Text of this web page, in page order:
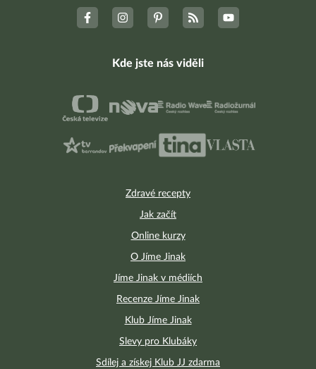
Zdravé recepty
Jak začít
Online kurzy
O Jíme Jinak
Jíme Jinak v médiích
Recenze Jíme Jinak
Klub Jíme Jinak
Slevy pro Klubáky
Sdílej a získej Klub JJ zdarma
Kde jste nás viděli